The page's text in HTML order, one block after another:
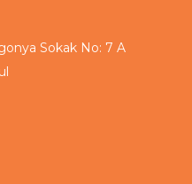
Sokak No: 7 A